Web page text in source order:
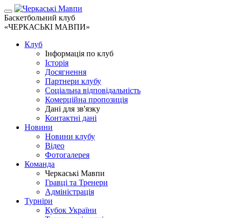
Баскетбольний клуб
«ЧЕРКАСЬКІ МАВПИ»
Клуб
Інформація по клуб
Історія
Досягнення
Партнери клубу
Соціальна відповідальність
Комерційна пропозиція
Дані для зв'язку
Контактні дані
Новини
Новини клубу
Відео
Фотогалерея
Команда
Черкаські Мавпи
Гравці та Тренери
Адміністрація
Турніри
Кубок України